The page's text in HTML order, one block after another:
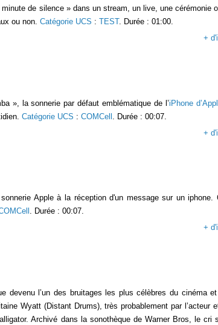
de silence » dans un stream, un live, une cérémonie
ou non. Catégorie UCS : TEST. Durée : 01:00.
+
», la sonnerie par défaut emblématique de l’iPhone
Catégorie UCS : COMCell . Durée : 00:07.
+
Apple à la réception d'un message sur un iphone.
. Durée : 00:07.
+
devenu l’un des bruitages les plus célèbres du cinéma
Wyatt (Distant Drums), très probablement par l’acteur
Archivé dans la sonothèque de Warner Bros, le cri